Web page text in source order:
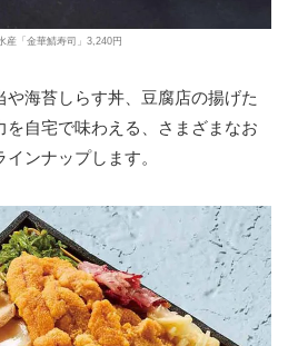
産「金華鯖寿司」3,240円
や海苔しらす丼、豆腐店の揚げた
を自宅で味わえる、さまざまなお
ンナップします。